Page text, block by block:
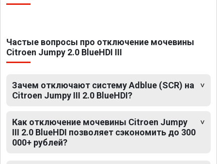
Частые вопросы про отключение мочевины
Citroen Jumpy 2.0 BlueHDI III
Зачем отключают систему Adblue (SCR) на
Citroen Jumpy III 2.0 BlueHDI?
Как отключение мочевины Citroen Jumpy
III 2.0 BlueHDI позволяет сэкономить до 300
000+ рублей?